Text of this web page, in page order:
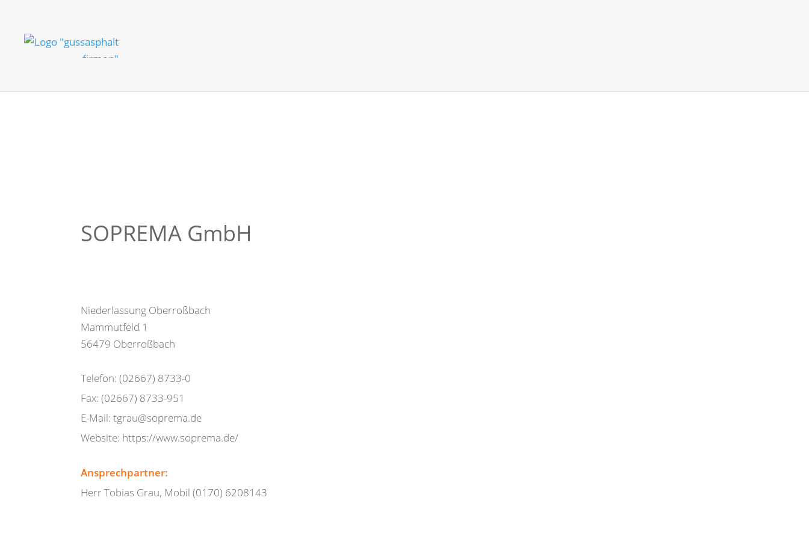
SOPREMA GmbH
Niederlassung Oberroßbach
Mammutfeld 1
56479 Oberroßbach
Telefon: (02667) 8733-0
Fax: (02667) 8733-951
E-Mail: tgrau@soprema.de
Website: https://www.soprema.de/
Ansprechpartner:
Herr Tobias Grau, Mobil (0170) 6208143